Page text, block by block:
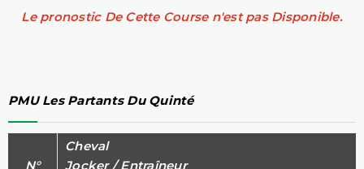
Le pronostic De Cette Course n'est pas Disponible.
PMU Les Partants Du Quinté
N°
Cheval
Jocker / Entraîneur